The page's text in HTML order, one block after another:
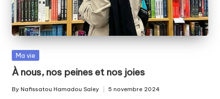
Posted
in
Ma vie
À nous, nos peines et nos joies
Posted
By Nafissatou Hamadou Saley 5 novembre 2024